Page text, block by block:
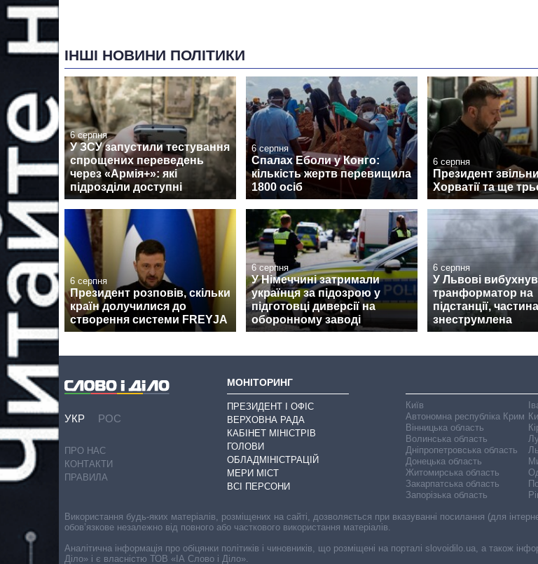
ІНШІ НОВИНИ ПОЛІТИКИ
6 серпня
У ЗСУ запустили тестування
спрощених переведень
через «Армія+»: які
підрозділи доступні
6 серпня
Спалах Еболи у Конго:
кількість жертв перевищила
1800 осіб
6 серпня
Президент
Хорватії та ще
6 серпня
Президент розповів, скільки
країн долучилися до
створення системи FREYJA
6 серпня
У Німеччині затримали
українця за підозрою у
підготовці диверсії на
оборонному заводі
6 серпня
У Львові вибухнув
транформатор на
підстанції,
знеструмлена
УКР РОС
ПРО НАС
КОНТАКТИ
ПРАВИЛА
МОНІТОРИНГ
ПРЕЗИДЕНТ І ОФІС
ВЕРХОВНА РАДА
КАБІНЕТ МІНІСТРІВ
ГОЛОВИ
ОБЛАДМІНІСТРАЦІЙ
МЕРИ МІСТ
ВСІ ПЕРСОНИ
Київ
Автономна республіка Крим
Вінницька область
Волинська область
Дніпропетровська область
Донецька область
Житомирська область
Закарпатська область
Запорізька область
Використання будь-яких матеріалів, розміщених на сайті, дозволяється при вказуванні посилання (для
обов’язкове незалежно від повного або часткового використання матеріалів.
Аналітична інформація про обіцянки політиків і чиновників, що розміщені на порталі slovoidilo.ua, а також
Діло» і є власністю ТОВ «ІА Слово і Діло».